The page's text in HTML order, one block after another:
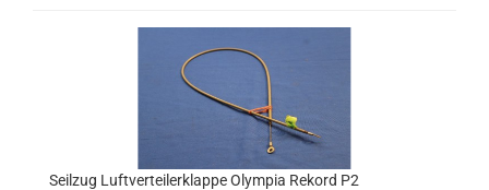
Seilzug Luftverteilerklappe Olympia Rekord P2